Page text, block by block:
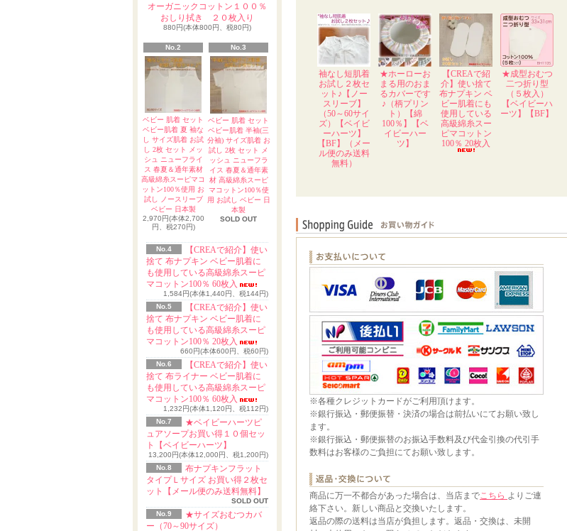
オーガニックコットン１００％
おしり拭き ２０枚入り
880円(本体800円、税80円)
No.2
ベビー 肌着 セット
ベビー肌着 夏 袖な
し サイズ肌着 お試
し 2枚 セット メッ
シュ ニューフライ
ス 春夏＆通年素材
高級綿糸スーピマコ
ットン100％使用 お
試し ノースリーブ
ベビー 日本製
2,970円(本体2,700
円、税270円)
No.3
ベビー 肌着 セット
ベビー肌着 半袖(三
分袖) サイズ肌着 お
試し 2枚 セット メ
ッシュ ニューフラ
イス 春夏＆通年素
材 高級綿糸スーピ
マコットン100％使
用 お試し ベビー 日
本製
SOLD OUT
No.4
【CREAで紹介】使い
捨て 布ナプキン ベビー肌着に
も使用している高級綿糸スーピ
マコットン100％ 60枚入
1,584円(本体1,440円、税144円)
No.5
【CREAで紹介】使い
捨て 布ナプキン ベビー肌着に
も使用している高級綿糸スーピ
マコットン100％ 20枚入
660円(本体600円、税60円)
No.6
【CREAで紹介】使い
捨て 布ライナー ベビー肌着に
も使用している高級綿糸スーピ
マコットン100％ 60枚入
1,232円(本体1,120円、税112円)
No.7
★ベイビーハーツピ
ュアソープお買い得１０個セッ
ト【ベイビーハーツ】
13,200円(本体12,000円、税1,200円)
No.8
布ナプキンフラット
タイプＬサイズ お買い得２枚セ
ット【メール便のみ送料無料】
SOLD OUT
No.9
★サイズおむつカバ
ー（70～90サイズ）
袖なし短肌着
お試し２枚セ
ット♪【ノー
スリーブ】
（50～60サイ
ズ）【ベイビ
ーハーツ】
【BF】（メー
ル便のみ送料
無料）
★ホーローお
まる用のおま
るカバーです
♪（柄プリン
ト）【綿
100％】【ベ
イビーハー
ツ】
【CREAで紹
介】使い捨て
布ナプキン ベ
ビー肌着にも
使用している
高級綿糸スー
ピマコットン
100％ 20枚入
★成型おむつ
二つ折り型
（５枚入）
【ベイビーハ
ーツ】【BF】
※各種クレジットカードがご利用頂けます。
※銀行振込・郵便振替・決済の場合は前払いにてお願い致し
ます。
※銀行振込・郵便振替のお振込手数料及び代金引換の代引手
数料はお客様のご負担にてお願い致します。
商品に万一不都合があった場合は、当店までこちら よりご連
絡下さい。新しい商品と交換いたします。
返品の際の送料は当店が負担します。返品・交換は、未開